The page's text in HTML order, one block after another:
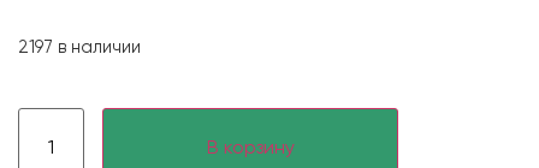
2197 в наличии
В корзину